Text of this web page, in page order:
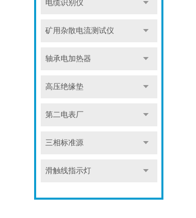
电缆识别仪
矿用杂散电流测试仪
轴承电加热器
高压绝缘垫
第二电表厂
三相标准源
滑触线指示灯